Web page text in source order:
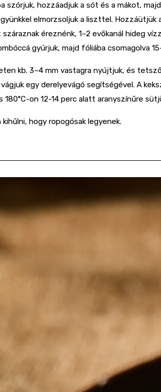
szórjuk, hozzáadjuk a sót és a mákot,
elmorzsoljuk a liszttel.
éreznénk, 1–2 evőkanál hideg
gyúrjuk, majd fóliába csomagolva
kb. 3–4 mm vastagra nyújtjuk, és
vágjuk egy derelyevágó segítségével. A
180°C-on 12-14 perc alatt aranyszínűre
hogy ropogósak legyenek.